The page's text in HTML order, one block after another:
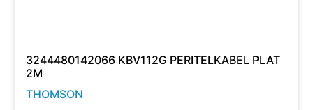
3244480142066 KBV112G PERITELKABEL PLAT
2M
THOMSON